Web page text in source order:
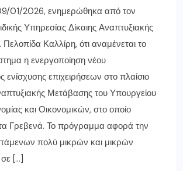
01/2026, ενημερώθηκα από τον
Υπηρεσίας Δίκαιης Αναπτυξιακής
Καλλίρη, ότι αναμένεται το
η ενεργοποίηση νέου
επιχειρήσεων στο πλαίσιο
Μετάβασης του Υπουργείου
και Οικονομικών, στο οποίο
Γρεβενά. Το πρόγραμμα αφορά την
πολύ μικρών και μικρών
[…]